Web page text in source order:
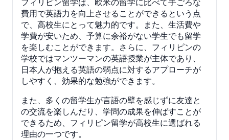
費用で英語力を向上させることができるという点
で、高校生にとって魅力的です。また、生活費や
学費が安いため、予算に余裕がない学生でも留学
を楽しむことができます。さらに、フィリピンの
学校ではマンツーマンの英語授業が主体であり、
日本人が抱える英語の弱点に対するアプローチが
しやすく、効果的な勉強ができます。
また、多くの留学生が言語の壁を感じずに友達と
の交流を楽しんだり、学問の成果を伸ばすことが
できるため、フィリピン留学が高校生に選ばれる
理由の一つです。